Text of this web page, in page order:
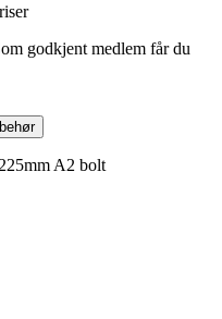
godkjent medlem får du
A2 bolt